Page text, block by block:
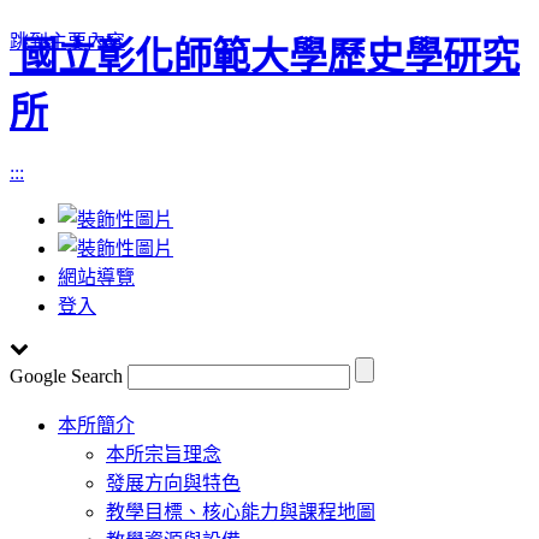
跳到主要內容
國立彰化師範大學歷史學研究
所
:::
網站導覽
登入
Google Search
Toggle
navigation
本所簡介
本所宗旨理念
發展方向與特色
教學目標、核心能力與課程地圖